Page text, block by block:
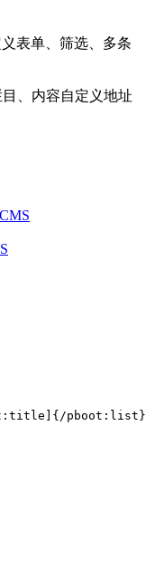
表单、筛选、多条
、内容自定义地址
pboot:list}